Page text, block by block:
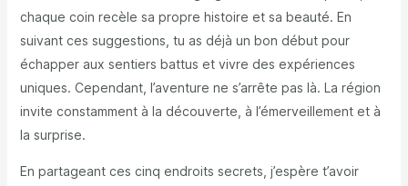
chaque coin recèle sa propre histoire et sa beauté. En
suivant ces suggestions, tu as déjà un bon début pour
échapper aux sentiers battus et vivre des expériences
uniques. Cependant, l’aventure ne s’arrête pas là. La région
invite constamment à la découverte, à l’émerveillement et à
la surprise.
En partageant ces cinq endroits secrets, j’espère t’avoir